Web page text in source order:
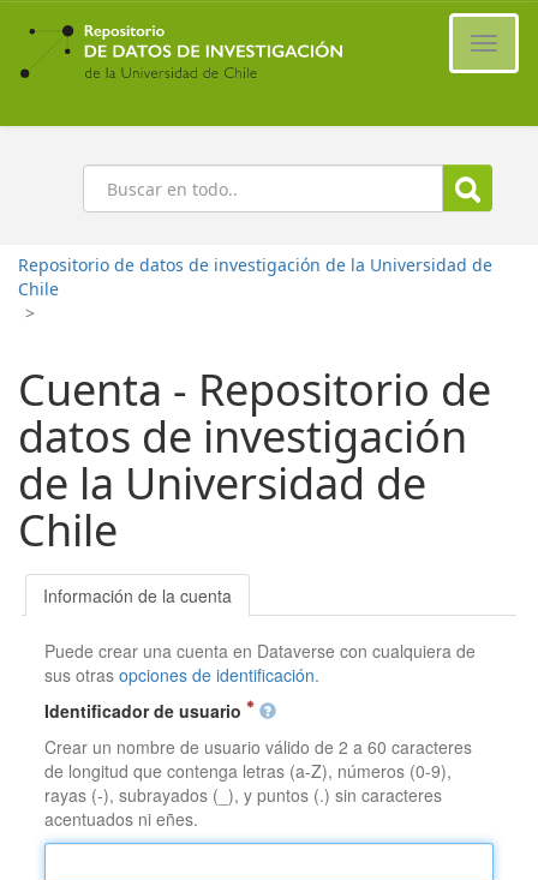
Ir
contenido
principal
Buscar
Repositorio de datos de investigación de la Universidad de
Chile
>
Cuenta - Repositorio de
datos de investigación
de la Universidad de
Chile
Información de la cuenta
Puede crear una cuenta en Dataverse con cualquiera de
sus otrasopciones de identificación.
Identificador de usuario
Crear un nombre de usuario válido de 2 a 60 caracteres
de longitud que contenga letras (a-Z), números (0-9),
rayas (-), subrayados (_), y puntos (.) sin caracteres
acentuados ni eñes.